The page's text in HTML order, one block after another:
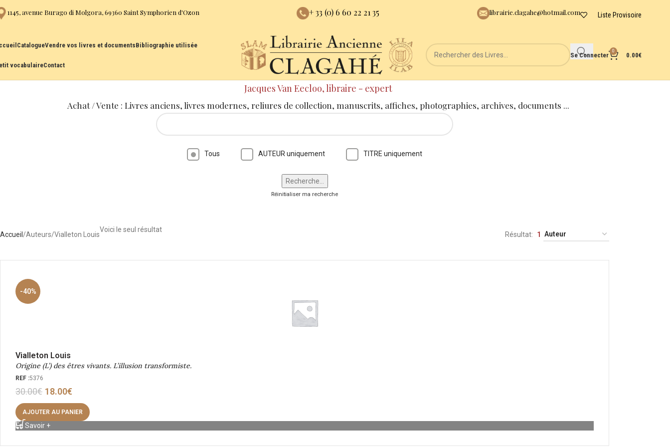
1145, avenue Burago di Molgora, 69360 Saint Symphorien d'Ozon + 33 (0) 6 60 22 21 35 librairie.clagahe@hotmail.com Liste Provisoire
CatalogueVendre vos livres et documentsBibliographie utilisée
vocabulaireContact
Se Connecter
0
0.00€
Jacques Van Eecloo, libraire - expert
Achat / Vente : Livres anciens, livres modernes, reliures de collection, manuscrits, affiches, photographies, archives, documents ...
Tous AUTEUR uniquement TITRE uniquement
Réinitialiser ma recherche
Accueil Auteurs Vialleton Louis
Voici le seul résultat
Résultat 1
-40%
Vialleton Louis
Origine (L’) des êtres vivants. L’illusion transformiste.
REF :5376
30.00€ 18.00€
AJOUTER AU PANIER
En Savoir +